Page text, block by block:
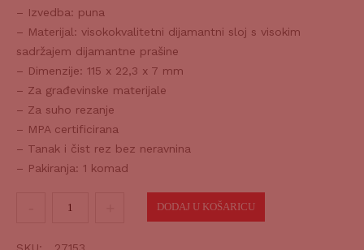
– Izvedba: puna
– Materijal: visokokvalitetni dijamantni sloj s visokim
sadržajem dijamantne prašine
– Dimenzije: 115 x 22,3 x 7 mm
– Za građevinske materijale
– Za suho rezanje
– MPA certificirana
– Tanak i čist rez bez neravnina
– Pakiranja: 1 komad
Dijamantna
DODAJ U KOŠARICU
SKU:
27153